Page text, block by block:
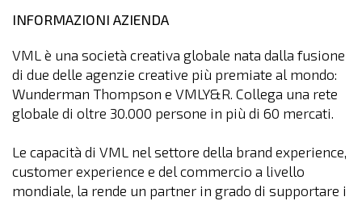
INFORMAZIONI AZIENDA
VML è una società creativa globale nata dalla fusione
di due delle agenzie creative più premiate al mondo:
Wunderman Thompson e VMLY&R. Collega una rete
globale di oltre 30.000 persone in più di 60 mercati.
Le capacità di VML nel settore della brand experience,
customer experience e del commercio a livello
mondiale, la rende un partner in grado di supportare i